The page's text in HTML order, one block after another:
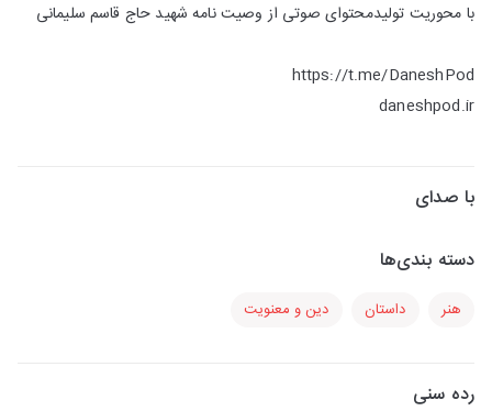
با محوریت تولیدمحتوای صوتی از وصیت نامه شهید حاج قاسم سلیمانی
https://t.me/DaneshPod
daneshpod.ir
با صدای
دسته بندی‌ها
هنر داستان دین و معنویت
رده سنی